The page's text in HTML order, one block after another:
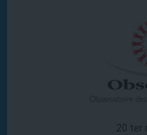
20 ter